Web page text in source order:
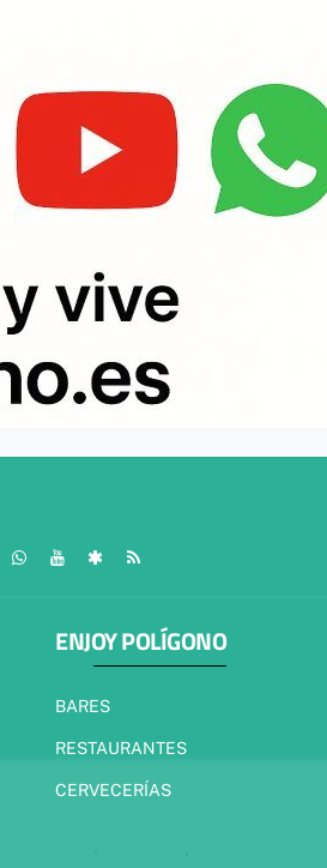
ENJOY POLÍGONO
BARES
RESTAURANTES
CERVECERÍAS